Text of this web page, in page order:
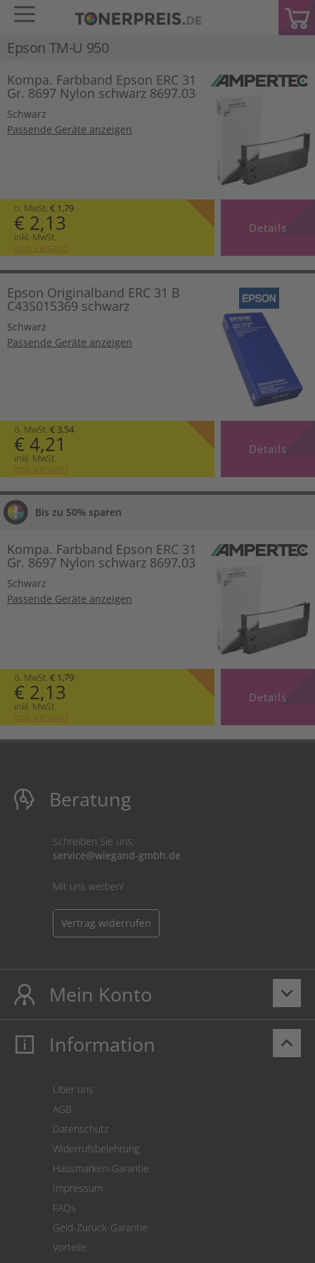
Epson TM-U 950
Kompa. Farbband Epson ERC 31
Gr. 8697 Nylon schwarz 8697.03
Schwarz
Passende Geräte anzeigen
o. MwSt. € 1,79
€ 2,13
inkl. MwSt.
zzgl. Versand
Details
Epson Originalband ERC 31 B
C43S015369 schwarz
Schwarz
Passende Geräte anzeigen
o. MwSt. € 3,54
€ 4,21
inkl. MwSt.
zzgl. Versand
Details
Bis zu 50% sparen
Kompa. Farbband Epson ERC 31
Gr. 8697 Nylon schwarz 8697.03
Schwarz
Passende Geräte anzeigen
o. MwSt. € 1,79
€ 2,13
inkl. MwSt.
zzgl. Versand
Details
Beratung
Schreiben Sie uns:
service@wiegand-gmbh.de
Mit uns werben!
Vertrag widerrufen
keyboard_arrow_down
Mein Konto
Mein Konto
Cookie Einstellungen
keyboard_arrow_up
Information
Über uns
AGB
Datenschutz
Widerrufsbelehrung
Hausmarken-Garantie
Impressum
FAQs
Geld-Zurück-Garantie
Vorteile